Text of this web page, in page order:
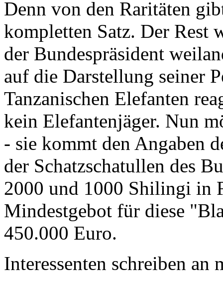
Denn von den Raritäten
kompletten Satz. Der Rest
der Bundespräsident
auf die Darstellung seiner
Tanzanischen Elefanten
kein Elefantenjäger. Nun
- sie kommt den Angaben
der Schatzschatullen des
2000 und 1000 Shilingi in
Mindestgebot für diese
450.000 Euro.
Interessenten schreiben